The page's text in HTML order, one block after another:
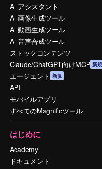
AI アシスタント
AI 画像生成ツール
AI 動画生成ツール
AI 音声合成ツール
ストックコンテンツ
Claude/ChatGPT向けMCP 新規
エージェント 新規
API
モバイルアプリ
すべてのMagnificツール
はじめに
Academy
ドキュメント